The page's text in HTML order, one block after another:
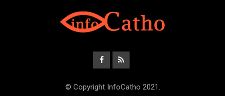
© Copyright InfoCatho 2021.